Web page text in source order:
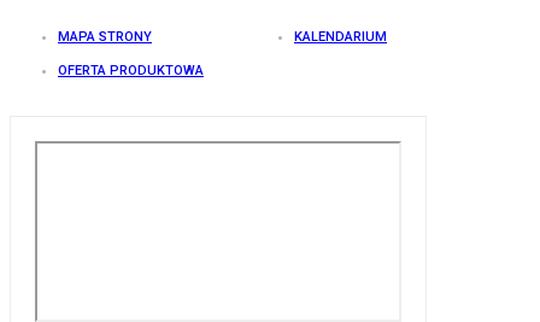
MAPA STRONY KALENDARIUM
OFERTA PRODUKTOWA